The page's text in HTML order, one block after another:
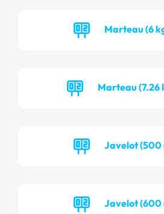
Marteau (6
Marteau (7.26
Javelot (500
Javelot (600